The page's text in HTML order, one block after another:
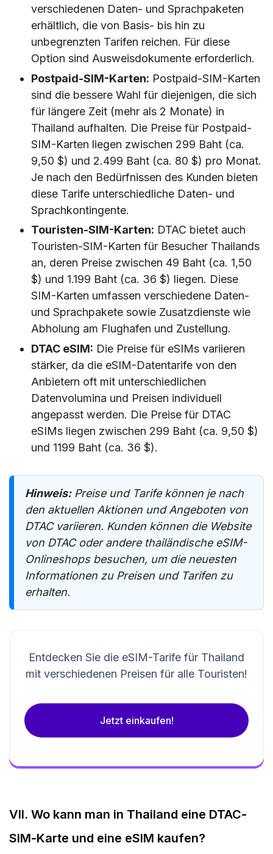
verschiedenen Daten- und Sprachpaketen
erhältlich, die von Basis- bis hin zu
unbegrenzten Tarifen reichen. Für diese
Option sind Ausweisdokumente erforderlich.
Postpaid-SIM-Karten: Postpaid-SIM-Karten
sind die bessere Wahl für diejenigen, die sich
für längere Zeit (mehr als 2 Monate) in
Thailand aufhalten. Die Preise für Postpaid-
SIM-Karten liegen zwischen 299 Baht (ca.
9,50 $) und 2.499 Baht (ca. 80 $) pro Monat.
Je nach den Bedürfnissen des Kunden bieten
diese Tarife unterschiedliche Daten- und
Sprachkontingente.
Touristen-SIM-Karten: DTAC bietet auch
Touristen-SIM-Karten für Besucher Thailands
an, deren Preise zwischen 49 Baht (ca. 1,50
$) und 1.199 Baht (ca. 36 $) liegen. Diese
SIM-Karten umfassen verschiedene Daten-
und Sprachpakete sowie Zusatzdienste wie
Abholung am Flughafen und Zustellung.
DTAC eSIM: Die Preise für eSIMs variieren
stärker, da die eSIM-Datentarife von den
Anbietern oft mit unterschiedlichen
Datenvolumina und Preisen individuell
angepasst werden. Die Preise für DTAC
eSIMs liegen zwischen 299 Baht (ca. 9,50 $)
und 1199 Baht (ca. 36 $).
Hinweis:Preise und Tarife können je nach
den aktuellen Aktionen und Angeboten von
DTAC variieren. Kunden können die Website
von DTAC oder andere thailändische eSIM-
Onlineshops besuchen, um die neuesten
Informationen zu Preisen und Tarifen zu
erhalten.
Entdecken Sie die eSIM-Tarife für Thailand
mit verschiedenen Preisen für alle Touristen!
Jetzt einkaufen!
VII. Wo kann man in Thailand eine DTAC-
SIM-Karte und eine eSIM kaufen?